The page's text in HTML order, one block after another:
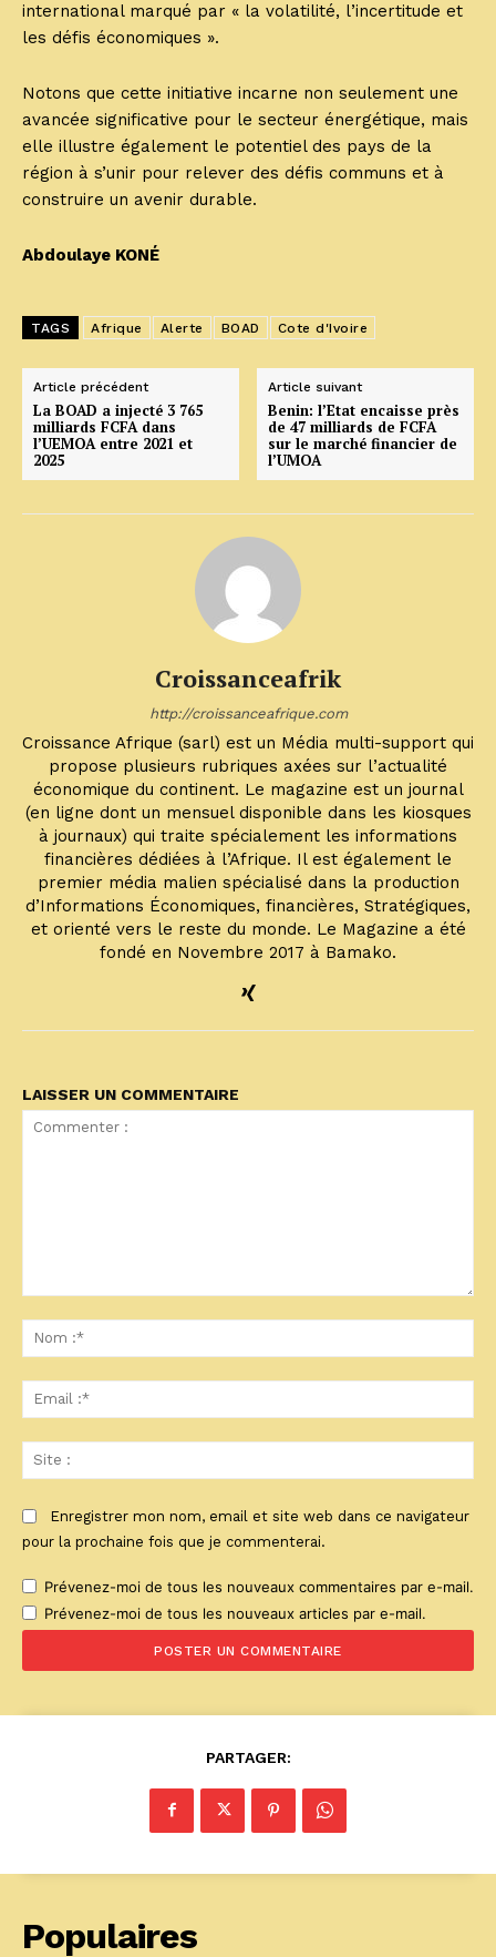
international marqué par « la volatilité, l’incertitude et
les défis économiques ».
Notons que cette initiative incarne non seulement une
avancée significative pour le secteur énergétique, mais
elle illustre également le potentiel des pays de la
région à s’unir pour relever des défis communs et à
construire un avenir durable.
Abdoulaye KONÉ
TAGS Afrique Alerte BOAD Cote d'Ivoire
Article précédent
La BOAD a injecté 3 765
milliards FCFA dans
l’UEMOA entre 2021 et
2025
Article suivant
Benin: l’Etat encaisse près
de 47 milliards de FCFA
sur le marché financier de
l’UMOA
Croissanceafrik
http://croissanceafrique.com
Croissance Afrique (sarl) est un Média multi-support qui
propose plusieurs rubriques axées sur l’actualité
économique du continent. Le magazine est un journal
(en ligne dont un mensuel disponible dans les kiosques
à journaux) qui traite spécialement les informations
financières dédiées à l’Afrique. Il est également le
premier média malien spécialisé dans la production
d’Informations Économiques, financières, Stratégiques,
et orienté vers le reste du monde. Le Magazine a été
fondé en Novembre 2017 à Bamako.
LAISSER UN COMMENTAIRE
:*
:*
:
Enregistrer mon nom, email et site web dans ce navigateur
pour la prochaine fois que je commenterai.
Prévenez-moi de tous les nouveaux commentaires par e-mail.
Prévenez-moi de tous les nouveaux articles par e-mail.
PARTAGER:
Populaires